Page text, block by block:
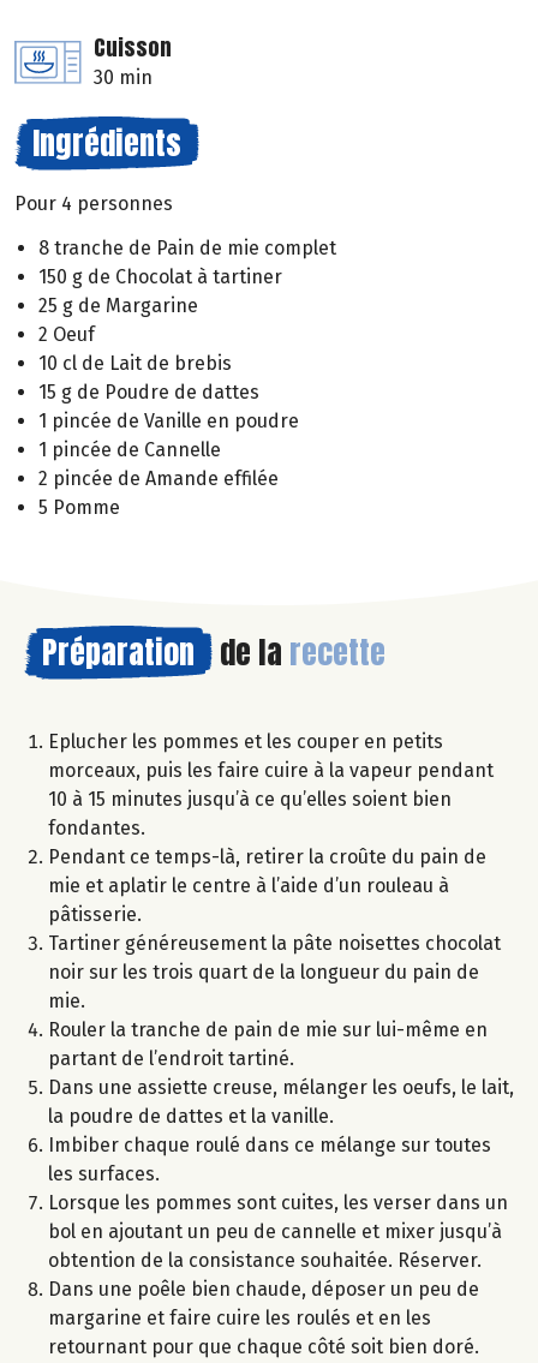
Cuisson
30 min
Ingrédients
Pour 4 personnes
8 tranche de Pain de mie complet
150 g de Chocolat à tartiner
25 g de Margarine
2 Oeuf
10 cl de Lait de brebis
15 g de Poudre de dattes
1 pincée de Vanille en poudre
1 pincée de Cannelle
2 pincée de Amande effilée
5 Pomme
Préparation de la recette
Eplucher les pommes et les couper en petits
morceaux, puis les faire cuire à la vapeur pendant
10 à 15 minutes jusqu’à ce qu’elles soient bien
fondantes.
Pendant ce temps-là, retirer la croûte du pain de
mie et aplatir le centre à l’aide d’un rouleau à
pâtisserie.
Tartiner généreusement la pâte noisettes chocolat
noir sur les trois quart de la longueur du pain de
mie.
Rouler la tranche de pain de mie sur lui-même en
partant de l’endroit tartiné.
Dans une assiette creuse, mélanger les oeufs, le lait,
la poudre de dattes et la vanille.
Imbiber chaque roulé dans ce mélange sur toutes
les surfaces.
Lorsque les pommes sont cuites, les verser dans un
bol en ajoutant un peu de cannelle et mixer jusqu’à
obtention de la consistance souhaitée. Réserver.
Dans une poêle bien chaude, déposer un peu de
margarine et faire cuire les roulés et en les
retournant pour que chaque côté soit bien doré.